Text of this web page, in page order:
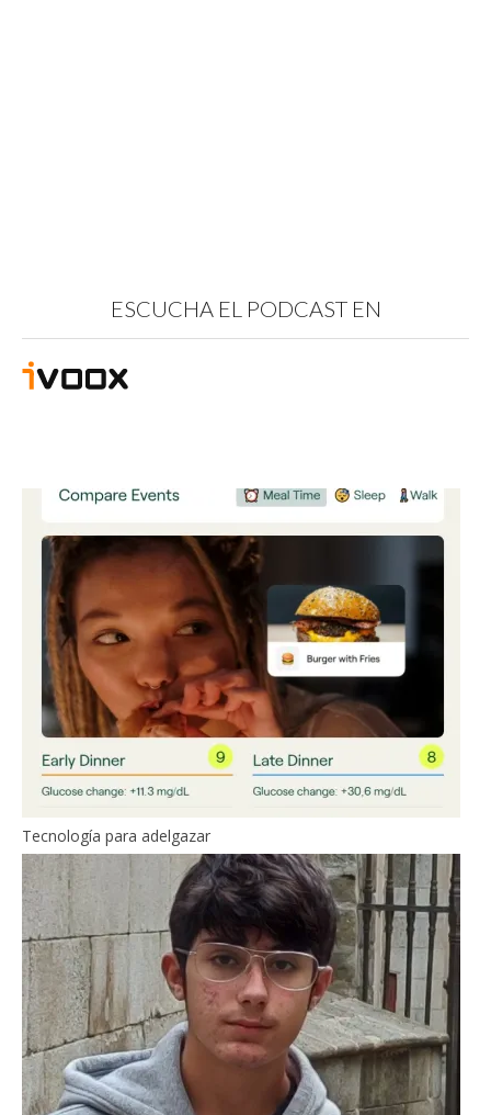
ESCUCHA EL PODCAST EN
Tecnología para adelgazar